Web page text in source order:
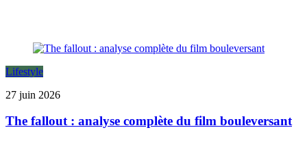
Lifestyle
27 juin 2026
The fallout : analyse complète du film bouleversant